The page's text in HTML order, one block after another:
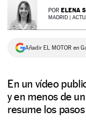
NEWSLETTER POR ELENA
MADRID |
Añadir EL MOTOR en
En un vídeo
y en menos de
resume los